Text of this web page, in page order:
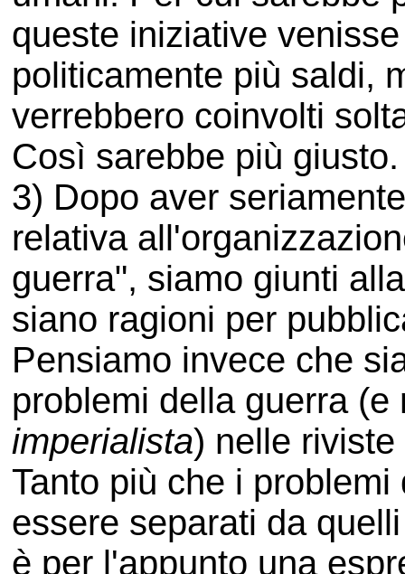
queste iniziative
politicamente più saldi,
verrebbero coinvolti
Così sarebbe più giusto.
3) Dopo aver
relativa
guerra", siamo giunti
siano ragioni per
Pensiamo invece che
problemi della guerra
imperialista) nelle
Tanto più che i
essere separati da
è per l'appunto una